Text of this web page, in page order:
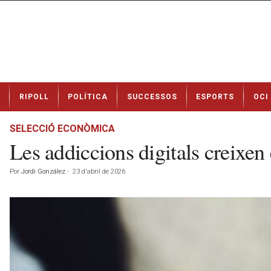
t
RIPOLL POLÍTICA SUCCESSOS ESPORTS OCI
SELECCIÓ ECONÒMICA
Les addiccions digitals
Por Jordi González - 23 d'abril de 2026